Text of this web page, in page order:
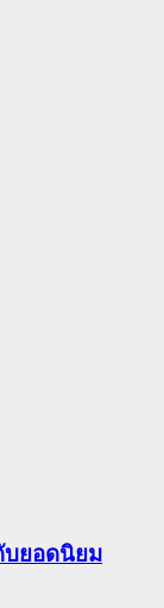
บยอดนิยม